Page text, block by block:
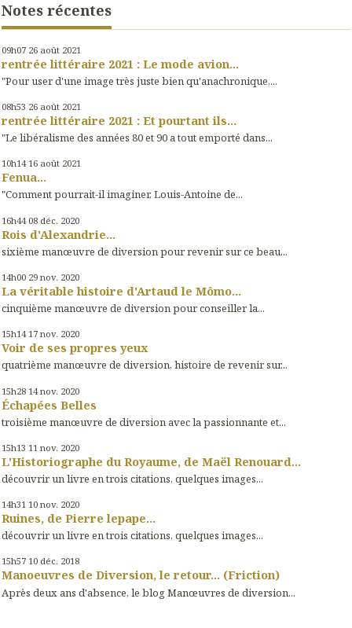
Notes récentes
09h07 26 août 2021
rentrée littéraire 2021 : Le mode avion...
"Pour user d'une image très juste bien qu'anachronique,...
08h53 26 août 2021
rentrée littéraire 2021 : Et pourtant ils...
"Le libéralisme des années 80 et 90 a tout emporté dans...
10h14 16 août 2021
Fenua...
"Comment pourrait-il imaginer, Louis-Antoine de...
16h44 08 déc. 2020
Rois d'Alexandrie...
sixième manœuvre de diversion pour revenir sur ce beau...
14h00 29 nov. 2020
La véritable histoire d'Artaud le Mômo...
cinquième manœuvre de diversion pour conseiller la...
15h14 17 nov. 2020
Voir de ses propres yeux
quatrième manœuvre de diversion, histoire de revenir sur...
15h28 14 nov. 2020
Échapées Belles
troisième manœuvre de diversion avec la passionnante et...
15h13 11 nov. 2020
L'Historiographe du Royaume, de Maël Renouard...
découvrir un livre en trois citations, quelques images...
14h31 10 nov. 2020
Ruines, de Pierre lepape...
découvrir un livre en trois citations, quelques images...
15h57 10 déc. 2018
Manoeuvres de Diversion, le retour... (Friction)
Après deux ans d'absence, le blog Manœuvres de diversion...